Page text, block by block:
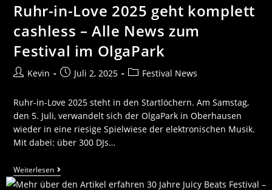
Ruhr-in-Love 2025 geht komplett
cashless – Alle News zum
Festival im OlgaPark
Kevin Juli 2, 2025 Festival News
Ruhr-in-Love 2025 steht in den Startlöchern. Am Samstag,
den 5. Juli, verwandelt sich der OlgaPark in Oberhausen
wieder in eine riesige Spielwiese der elektronischen Musik.
Mit dabei: über 300 DJs…
Weiterlesen